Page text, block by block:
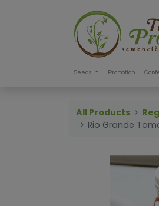
Seeds Promotion
All Products
Rio Grande